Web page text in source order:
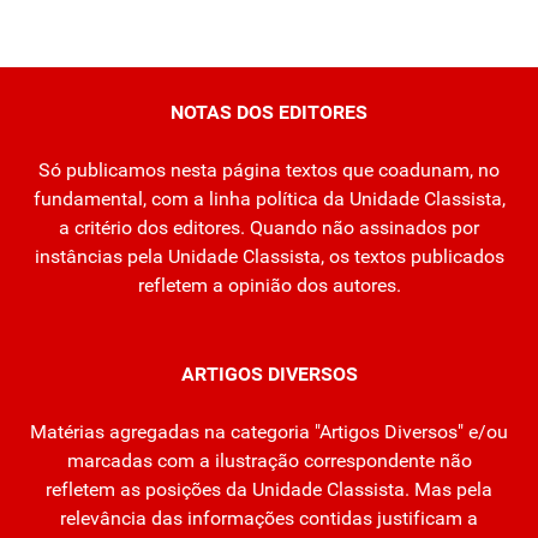
NOTAS DOS EDITORES
Só publicamos nesta página textos que coadunam, no
fundamental, com a linha política da Unidade Classista,
a critério dos editores. Quando não assinados por
instâncias pela Unidade Classista, os textos publicados
refletem a opinião dos autores.
ARTIGOS DIVERSOS
Matérias agregadas na categoria "Artigos Diversos" e/ou
marcadas com a ilustração correspondente não
refletem as posições da Unidade Classista. Mas pela
relevância das informações contidas justificam a